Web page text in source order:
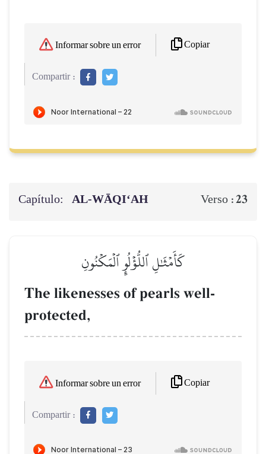
Informar sobre un error Copiar
Compartir :
Capítulo: AL‑WĀQI‘AH Verso :23
كَأَمۡثَٰلِ ٱللُّؤۡلُوِٕ ٱلۡمَكۡنُونِ
The likenesses of pearls well-
protected,
Informar sobre un error Copiar
Compartir :